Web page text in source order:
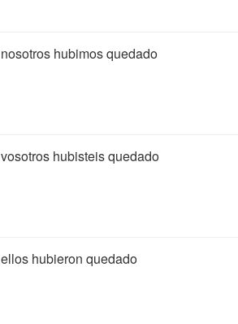
nosotros hubimos quedado
vosotros hubisteis quedado
ellos hubieron quedado